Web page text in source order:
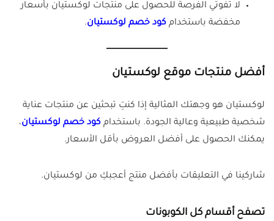
لا تفوتي الفرصة للحصول على منتجات لوكستيان بأسعار
مخفضة باستخدام كود خصم لوكستيان.
أفضل منتجات موقع لوكستيان
لوكستيان هو وجهتك المثالية إذا كنتِ تبحثين عن منتجات عناية
شخصية طبيعية وعالية الجودة. باستخدام كود خصم لوكستيان،
يمكنك الحصول على أفضل العروض بأقل الأسعار.
شاركينا في التعليقات بأفضل منتج أعجبكِ من لوكستيان.
تصفح أقسام كل الكوبونات